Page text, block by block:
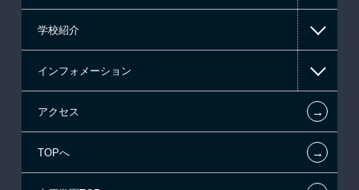
日本学生支援機構の奨学金
国の教育ローン
提携教育ローン
新聞奨学生
一般入学
AO入学
指定校推薦入学
指定校自己推薦入学
学校紹介
在校生からあなたへ
施設・研修所
学生寮・マンションのご案内
インフォメーション
お知らせ・新着情報
在校生へのお知らせ
アクセス ←
TOPへ ←